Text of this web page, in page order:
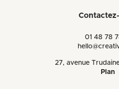
01 48 78
27, avenue
Plan